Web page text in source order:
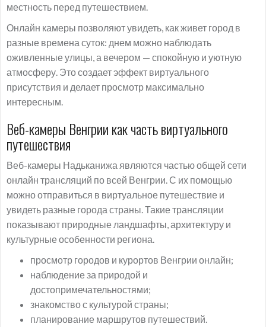
местность перед путешествием.
Онлайн камеры позволяют увидеть, как живет город в
разные времена суток: днем можно наблюдать
оживленные улицы, а вечером — спокойную и уютную
атмосферу. Это создает эффект виртуального
присутствия и делает просмотр максимально
интересным.
Веб-камеры Венгрии как часть виртуального
путешествия
Веб-камеры Надьканижа являются частью общей сети
онлайн трансляций по всей Венгрии. С их помощью
можно отправиться в виртуальное путешествие и
увидеть разные города страны. Такие трансляции
показывают природные ландшафты, архитектуру и
культурные особенности региона.
просмотр городов и курортов Венгрии онлайн;
наблюдение за природой и
достопримечательностями;
знакомство с культурой страны;
планирование маршрутов путешествий.